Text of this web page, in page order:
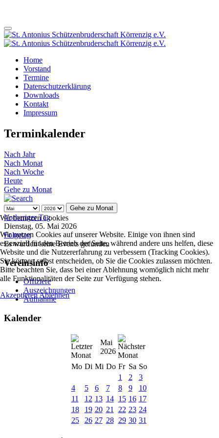
Home
Vorstand
Termine
Datenschutzerklärung
Downloads
Kontakt
Impressum
Terminkalender
Nach Jahr
Nach Monat
Nach Woche
Heute
Gehe zu Monat
Gehe zu Monat
Vorheriger Tag
Dienstag, 05. Mai 2026
Folgetag
Es wurden keine Events gefunden
Vereinsinfo
Offiziere
Auszeichnungen
Aufnahme
Kalender
Mai
2026
Mo Di Mi Do Fr Sa So
1
2
3
4
5 6 7 8 9
10
11
12 13 14 15 16 17
18
19 20 21 22 23 24
25
26 27 28 29 30 31
Wir benutzen Cookies
Wir nutzen Cookies auf unserer Website. Einige von ihnen sind
essenziell für den Betrieb der Seite, während andere uns helfen, diese
Website und die Nutzererfahrung zu verbessern (Tracking Cookies).
Sie können selbst entscheiden, ob Sie die Cookies zulassen möchten.
Bitte beachten Sie, dass bei einer Ablehnung womöglich nicht mehr
alle Funktionalitäten der Seite zur Verfügung stehen.
AkzeptierenAblehnen